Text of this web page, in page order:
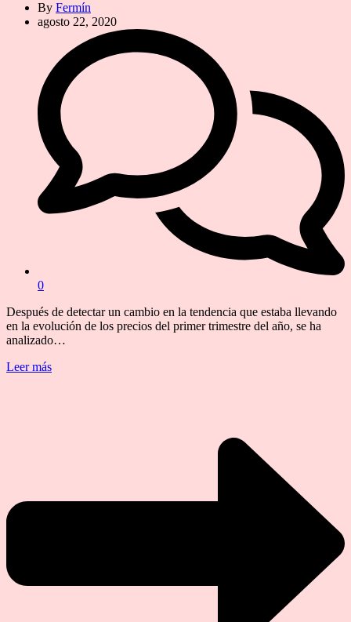
By Fermín
agosto 22, 2020
0
Después de detectar un cambio en la tendencia que estaba llevando
en la evolución de los precios del primer trimestre del año, se ha
analizado…
Leer más